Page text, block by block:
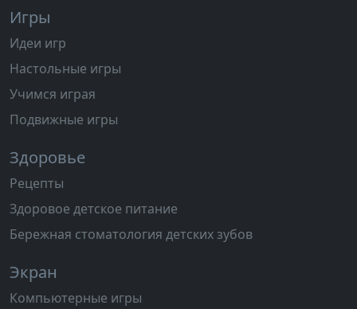
Игры
Идеи игр
Настольные игры
Учимся играя
Подвижные игры
Здоровье
Рецепты
Здоровое детское питание
Бережная стоматология детских зубов
Экран
Компьютерные игры